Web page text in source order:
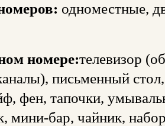
одноместные,
номере:телевизор
письменный
фен, тапочки,
мини-бар, чайник,